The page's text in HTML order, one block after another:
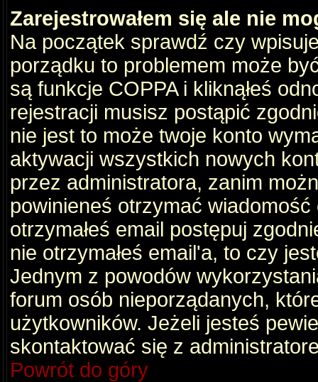
Zarejestrowałem się ale nie
Na początek sprawdź czy
porządku to problemem może
są funkcje COPPA i kliknąłeś
rejestracji musisz postąpić
nie jest to może twoje konto
aktywacji wszystkich nowych
przez administratora, zanim
powinieneś otrzymać
otrzymałeś email postępuj
nie otrzymałeś email'a, to czy
Jednym z powodów
forum osób nieporządanych,
użytkowników. Jeżeli jesteś
skontaktować się z
Powrót do góry